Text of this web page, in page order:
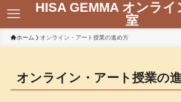
HISA GEMMA オンライ
室
ホーム オンライン・アート授業の進め方
オンライン・アート授業の